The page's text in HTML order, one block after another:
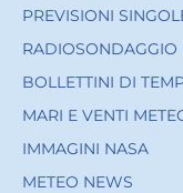
PREVISIONI
RADIOSONDAGGIO
BOLLETTINI DI
MARI E VENTI
IMMAGINI NASA
METEO NEWS